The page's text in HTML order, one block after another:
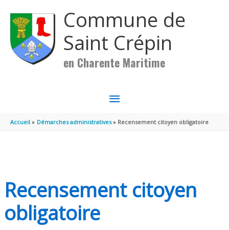
Commune de
Saint Crépin
en Charente Maritime
MENU
PRINCIPAL
Accueil Démarches administratives Recensement citoyen obligatoire
Recensement citoyen
obligatoire